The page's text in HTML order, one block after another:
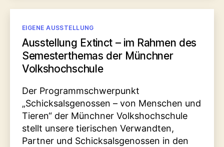
Kategorien
EIGENE AUSSTELLUNG
Ausstellung Extinct – im Rahmen des
Semesterthemas der Münchner
Volkshochschule
Der Programmschwerpunkt
„Schicksalsgenossen – von Menschen und
Tieren“ der Münchner Volkshochschule
stellt unsere tierischen Verwandten,
Partner und Schicksalsgenossen in den